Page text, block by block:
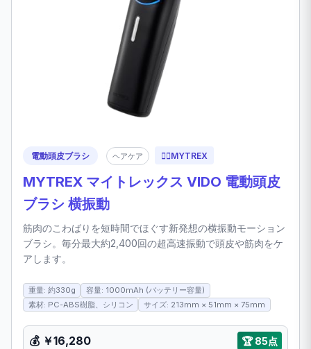
電動頭皮ブラシ ヘアケア 💆‍♂️MYTREX
MYTREX マイトレックス VIDO 電動頭皮
ブラシ 横振動
筋肉のこわばりを短時間でほぐす新発想の横振動モーション
ブラシ。毎分最大約2,400回の超高速振動で頭皮や筋肉をケ
アします。
重量: 約330g
容量: 1000mAh (バッテリー容量)
素材: PC-ABS樹脂、シリコン
サイズ: 213mm × 51mm × 75mm
💰 ￥16,280 🏆85点